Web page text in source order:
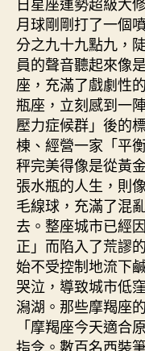
月球剛剛打了一個
分之九十九點九，
員的聲音聽起來像
座，充滿了戲劇性
瓶座，立刻感到一
壓力症候群」後的
棟、經營一家「平
秤完美得像是從黃
張水瓶的人生，則
毛線球，充滿了混
去。整座城市已經
正」而陷入了荒謬
始不受控制地流下
哭泣，導致城市低
潟湖。那些摩羯座
「摩羯座今天適合
指令。數百名西裝